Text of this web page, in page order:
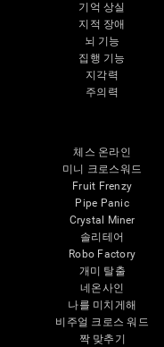
기억 상실
지적 장애
뇌 기능
집행 기능
지각력
주의력
체스 온라인
미니 크로스워드
Fruit Frenzy
Pipe Panic
Crystal Miner
솔리테어
Robo Factory
개미 탈출
네온사인
나를 미치게해
비주얼 크로스 워드
짝 맞추기